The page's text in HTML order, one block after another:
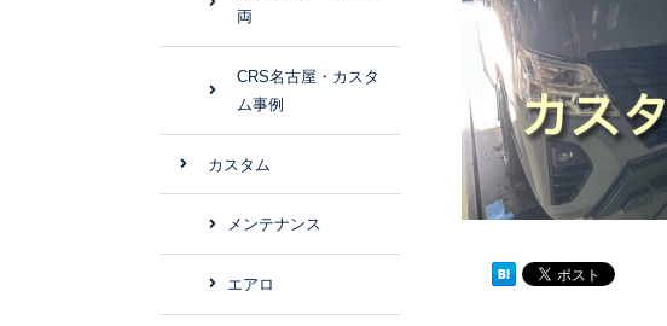
両
CRS名古屋・カスタ
ム事例
カスタム
メンテナンス
エアロ